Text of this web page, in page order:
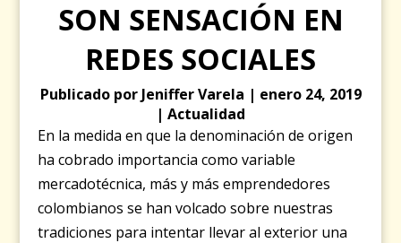
SON SENSACIÓN EN
REDES SOCIALES
Publicado por Jeniffer Varela | enero 24, 2019
| Actualidad
En la medida en que la denominación de origen
ha cobrado importancia como variable
mercadotécnica, más y más emprendedores
colombianos se han volcado sobre nuestras
tradiciones para intentar llevar al exterior una